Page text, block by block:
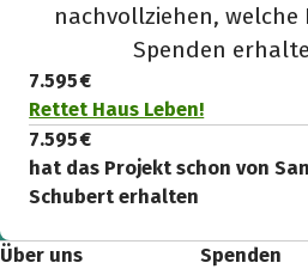
nachvollziehen, welche
Spenden
7.595 €
Rettet Haus Leben!
7.595 €
hat das Projekt schon von
Schubert erhalten
Über uns
Spenden